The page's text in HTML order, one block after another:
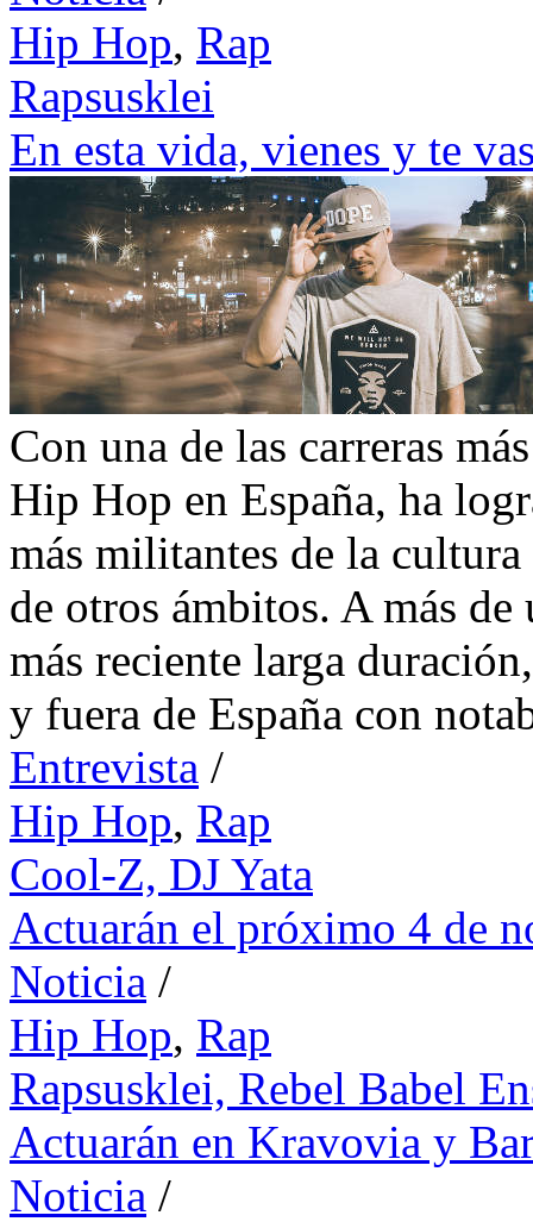
Hip Hop, Rap
Rapsusklei
En esta vida, vienes y te
Con una de las carreras
Hip Hop en España, ha
más militantes de la
de otros ámbitos. A más
más reciente larga
y fuera de España con
Entrevista /
Hip Hop, Rap
Cool-Z, DJ Yata
Actuarán el próximo 4 de
Noticia /
Hip Hop, Rap
Rapsusklei, Rebel Babel
Actuarán en Kravovia y
Noticia /